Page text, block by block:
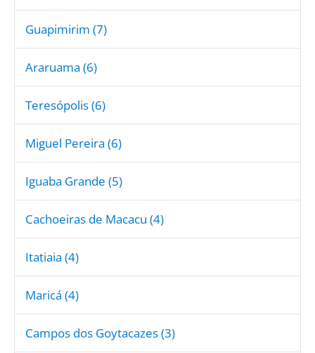
Guapimirim (7)
Araruama (6)
Teresópolis (6)
Miguel Pereira (6)
Iguaba Grande (5)
Cachoeiras de Macacu (4)
Itatiaia (4)
Maricá (4)
Campos dos Goytacazes (3)